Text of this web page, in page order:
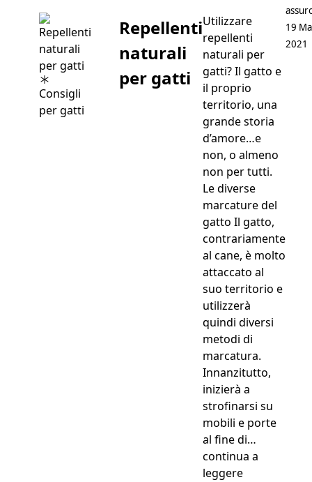
Consigli
per gatti
Repellenti
naturali
per gatti
Utilizzare
repellenti
naturali per
gatti? Il gatto e
il proprio
territorio, una
grande storia
d’amore…e
non, o almeno
non per tutti.
Le diverse
marcature del
gatto Il gatto,
contrariamente
al cane, è molto
attaccato al
suo territorio e
utilizzerà
quindi diversi
metodi di
marcatura.
Innanzitutto,
inizierà a
strofinarsi su
mobili e porte
al fine di…
continua a
leggere“Repellenti
19
2021